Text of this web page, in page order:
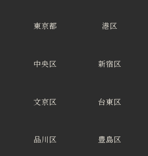
東京都 港区
中央区 新宿区
文京区 台東区
品川区 豊島区